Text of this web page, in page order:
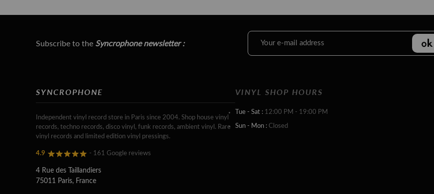
Subscribe to the Syncrophone newsletter :
SYNCROPHONE
Independent vinyl record store in Paris since 2004. Shop house vinyl
records, techno records, disco vinyl, funk records, ambient vinyl. Rare
vinyl records and limited edition vinyl pressings.
4.9 - 161 Google reviews
4 Rue des Taillandiers
75011 Paris, France
VINYL SHOP HOURS
Tue - Sat : 12:00 PM - 19:00 PM
Sun - Mon : Closed